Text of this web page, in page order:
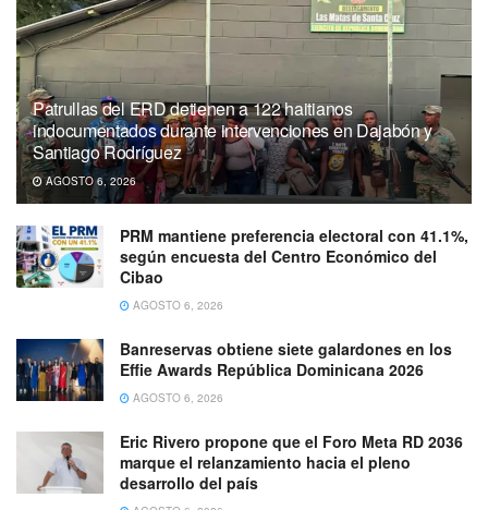
Patrullas del ERD detienen a 122 haitianos
indocumentados durante intervenciones en Dajabón y
Santiago Rodríguez
AGOSTO 6, 2026
PRM mantiene preferencia electoral con 41.1%,
según encuesta del Centro Económico del
Cibao
AGOSTO 6, 2026
Banreservas obtiene siete galardones en los
Effie Awards República Dominicana 2026
AGOSTO 6, 2026
Eric Rivero propone que el Foro Meta RD 2036
marque el relanzamiento hacia el pleno
desarrollo del país